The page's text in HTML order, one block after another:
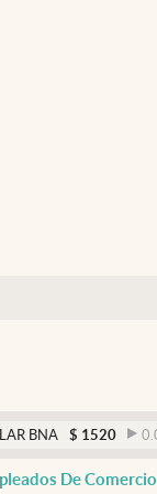
$ 1520 0.00%
De Comercio